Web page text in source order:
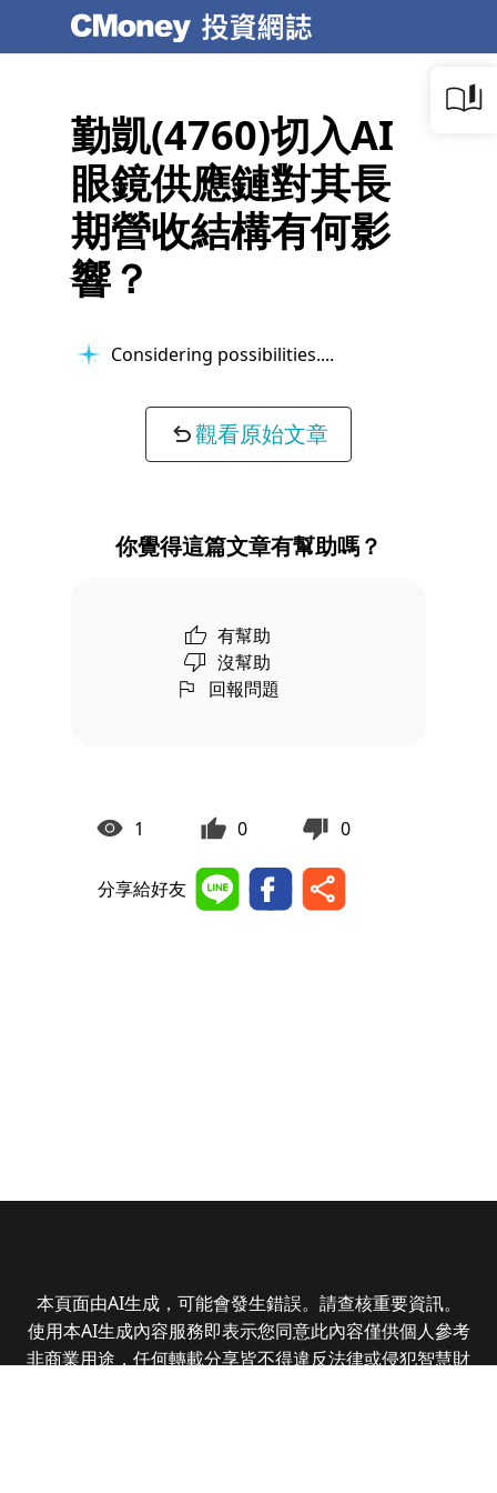
勤凱(4760)切入AI
眼鏡供應鏈對其長
期營收結構有何影
響？
Considering possibilities...
觀看原始文章
你覺得這篇文章有幫助嗎？
有幫助
沒幫助
回報問題
1 0 0
分享給好友
本頁面由AI生成，可能會發生錯誤。請查核重要資訊。
使用本AI生成內容服務即表示您同意此內容僅供個人參考
非商業用途，任何轉載分享皆不得違反法律或侵犯智慧財